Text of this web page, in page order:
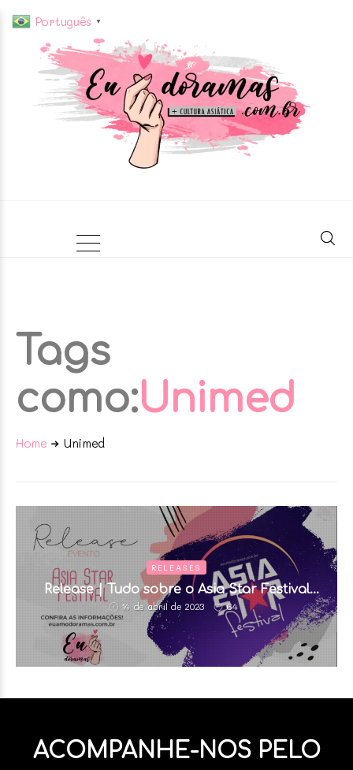
Tags
como:Unimed
Home Unimed
RELEASES
Release | Tudo sobre o Asia Star Festival
(Brasil)
14 de abril de 2023 64
ACOMPANHE-NOS PELO
Português ▼